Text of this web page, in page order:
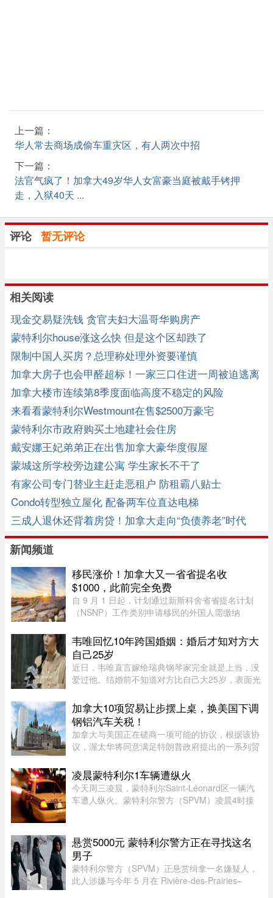
上一篇：
华人常去商场成偷车重灾区，有人两次中招
下一篇：
法官气疯了！加拿大49岁华人女富豪当庭被戴手铐押
走，入狱40天 ...
评论 暂无评论
相关阅读
现金交易疑洗钱 贪官夫妇大温哥华购房产
蒙特利尔house涨这么快 但是这个区却跌了
限制中国人买房？总理称处理外资要谨慎
加拿大房子也会甲醛超标！一家三口住进一周被迫逃离
加拿大楼市连续第8季度面临高度不稳定的风险
来看看蒙特利尔Westmount在售$2500万豪宅
蒙特利尔市政府购买土地建社会住房
戴安娜王妃弟弟正在出售加拿大豪华度假屋
蒙城这所学校旁边建公寓 学生家长不干了
有家公司专门替业主赶走恶租户 防租霸八贴士
Condo转型独立屋化 配备两车位直达电梯
三成人退休还背着房贷！加拿大走向“负债养老”时代
新闻频道
移民涨价！加拿大又一省省提名收
$1000，此前完全免费
自 9 月 1 日起，计划通过新斯科舍省省提名计划
（NSNP）工作类别申请移民的外国人需缴纳
$2,000 的申请费，同样从 9 月 1 日起实施。新斯
科舍省政府于 2026 年 8 月 6 日 ...
韦唯回忆10年跨国婚姻：婚后才知对方大
自己25岁
近日，韦唯直言嫁给瑞典钢琴家完全就是上当，没
爱过他。结婚前不知道对方比自己大25岁，表面光
世，自己独自抚养三个儿子。韦唯，原名张菊霞，
壮族，1963年9月28日出生于 ...
加拿大10项贸易让步摆上桌，换美国下调
钢铝汽车关税！
加拿大与美国正在磋商一项可能的协议，根据该协
议，渥太华将同意满足特朗普政府提出的一系列贸
新一轮关税的日期临近，双方谈判日益紧张。《环
球邮报》据三位知情业内人 ...
凌晨蒙特利尔1车辆遭纵火
今天周三凌晨，蒙特利尔Saint-Léonard区一辆汽
车遭人纵火。蒙特利尔警方（SPVM）凌晨4时接
Chèvrefils表示，警员抵达现场时，火 ...
悬赏5000元 蒙特利尔警方正在寻找这名
男子
蒙特利尔警方（SPVM）正悬赏缉拿一名嫌疑人，
此人涉嫌与今年 5 月在 Rivière-des-Prairies–